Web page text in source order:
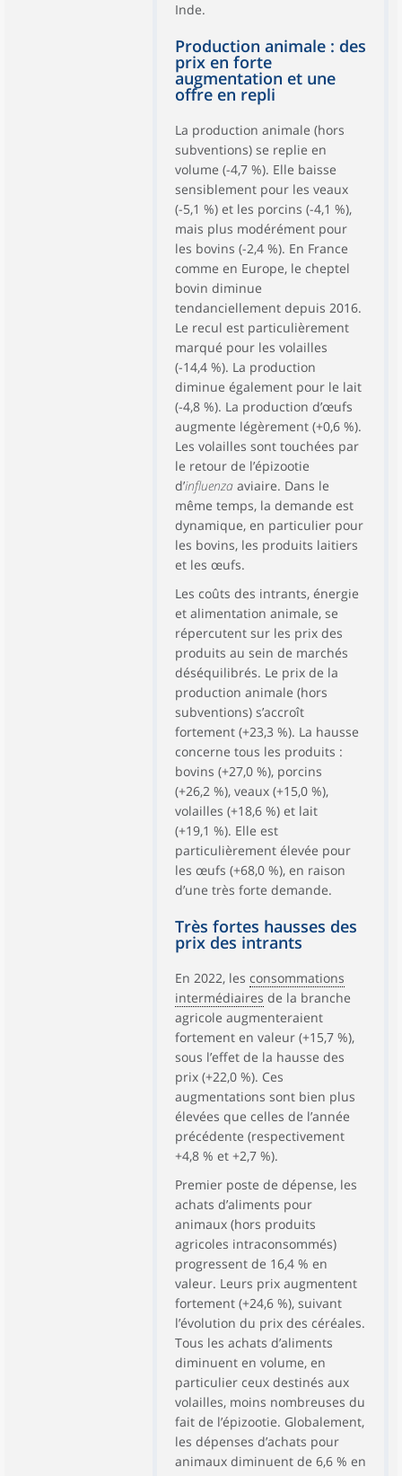
Inde.
Production animale : des
prix en forte
augmentation et une
offre en repli
La production animale (hors
subventions) se replie en
volume (-4,7 %). Elle baisse
sensiblement pour les veaux
(-5,1 %) et les porcins (-4,1 %),
mais plus modérément pour
les bovins (-2,4 %). En France
comme en Europe, le cheptel
bovin diminue
tendanciellement depuis 2016.
Le recul est particulièrement
marqué pour les volailles
(-14,4 %). La production
diminue également pour le lait
(-4,8 %). La production d’œufs
augmente légèrement (+0,6 %).
Les volailles sont touchées par
le retour de l’épizootie
d’influenzaaviaire. Dans le
même temps, la demande est
dynamique, en particulier pour
les bovins, les produits laitiers
et les œufs.
Les coûts des intrants, énergie
et alimentation animale, se
répercutent sur les prix des
produits au sein de marchés
déséquilibrés. Le prix de la
production animale (hors
subventions) s’accroît
fortement (+23,3 %). La hausse
concerne tous les produits :
bovins (+27,0 %), porcins
(+26,2 %), veaux (+15,0 %),
volailles (+18,6 %) et lait
(+19,1 %). Elle est
particulièrement élevée pour
les œufs (+68,0 %), en raison
d’une très forte demande.
Très fortes hausses des
prix des intrants
En 2022, les consommations
intermédiaires de la branche
agricole augmenteraient
fortement en valeur (+15,7 %),
sous l’effet de la hausse des
prix (+22,0 %). Ces
augmentations sont bien plus
élevées que celles de l’année
précédente (respectivement
+4,8 % et +2,7 %).
Premier poste de dépense, les
achats d’aliments pour
animaux (hors produits
agricoles intraconsommés)
progressent de 16,4 % en
valeur. Leurs prix augmentent
fortement (+24,6 %), suivant
l’évolution du prix des céréales.
Tous les achats d’aliments
diminuent en volume, en
particulier ceux destinés aux
volailles, moins nombreuses du
fait de l’épizootie. Globalement,
les dépenses d’achats pour
animaux diminuent de 6,6 % en